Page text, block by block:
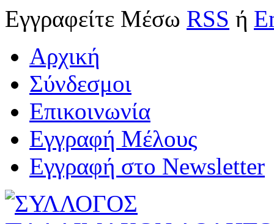
Εγγραφείτε Μέσω RSS ή
Αρχική
Σύνδεσμοι
Επικοινωνία
Εγγραφή Μέλους
Εγγραφή στο Newsletter